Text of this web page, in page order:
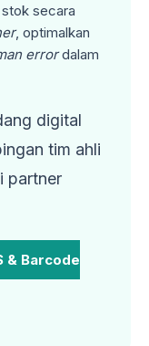
secara
, optimalkan
errordalam
digital
tim ahli
partner
& Barcode